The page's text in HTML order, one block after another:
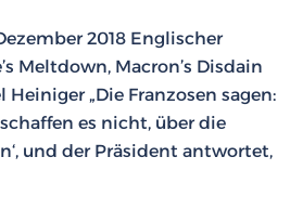
2018 Englischer
Meltdown, Macron’s Disdain
Heiniger „Die Franzosen sagen:
es nicht, über die
und der Präsident antwortet,